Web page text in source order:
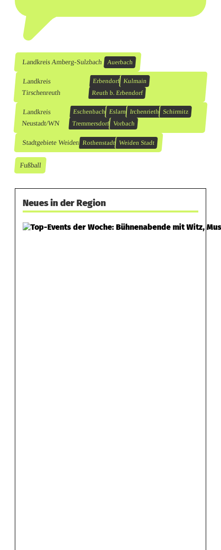
Landkreis Amberg-Sulzbach Auerbach
Landkreis
Tirschenreuth
Erbendorf Kulmain
Reuth b. Erbendorf
Landkreis
Neustadt/WN
Eschenbach Eslarn Irchenrieth
Schirmitz
Tremmersdorf
Vorbach
Stadtgebiete Weiden Rothenstadt Weiden Stadt
Fußball
Neues in der Region